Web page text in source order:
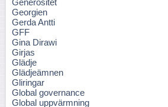
Generositet
Georgien
Gerda Antti
GFF
Gina Dirawi
Girjas
Glädje
Glädjeämnen
Gliringar
Global governance
Global uppvärmning